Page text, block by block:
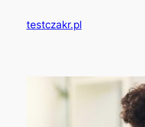
testczakr.pl